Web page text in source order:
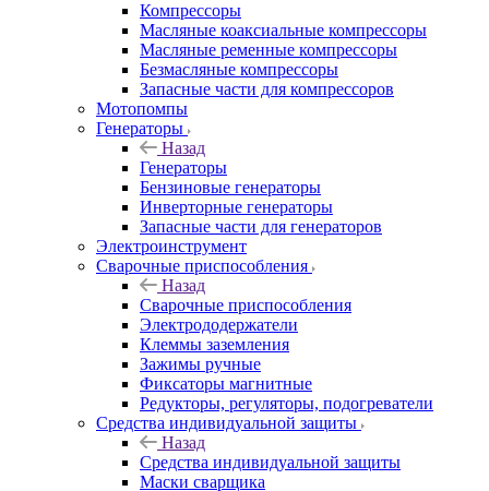
Компрессоры
Масляные коаксиальные компрессоры
Масляные ременные компрессоры
Безмасляные компрессоры
Запасные части для компрессоров
Мотопомпы
Генераторы
Назад
Генераторы
Бензиновые генераторы
Инверторные генераторы
Запасные части для генераторов
Электроинструмент
Сварочные приспособления
Назад
Сварочные приспособления
Электрододержатели
Клеммы заземления
Зажимы ручные
Фиксаторы магнитные
Редукторы, регуляторы, подогреватели
Средства индивидуальной защиты
Назад
Средства индивидуальной защиты
Маски сварщика